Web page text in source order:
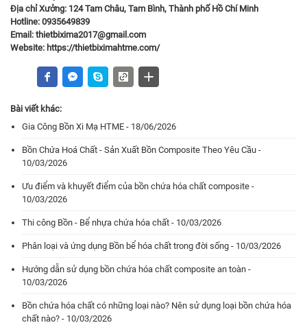
Địa chỉ Xưởng: 124 Tam Châu, Tam Bình, Thành phố Hồ Chí Minh
Hotline: 0935649839
Email: thietbixima2017@gmail.com
Website: https://thietbiximahtme.com/
Bài viết khác:
Gia Công Bồn Xi Mạ HTME - 18/06/2026
Bồn Chứa Hoá Chất - Sản Xuất Bồn Composite Theo Yêu Cầu -
10/03/2026
Ưu điểm và khuyết điểm của bồn chứa hóa chất composite -
10/03/2026
Thi công Bồn - Bể nhựa chứa hóa chất - 10/03/2026
Phân loại và ứng dụng Bồn bể hóa chất trong đời sống - 10/03/2026
Hướng dẫn sử dụng bồn chứa hóa chất composite an toàn -
10/03/2026
Bồn chứa hóa chất có những loại nào? Nên sử dụng loại bồn chứa hóa
chất nào? - 10/03/2026